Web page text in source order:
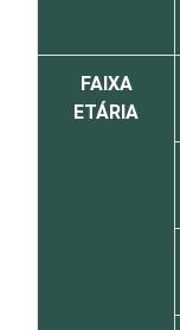
FAIXA
ETÁRIA